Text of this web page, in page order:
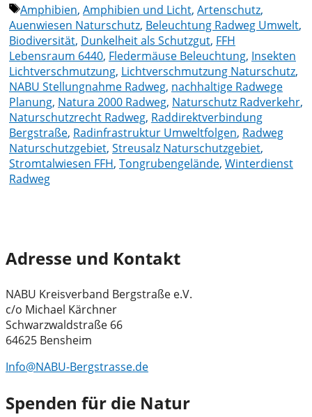
Schlagwörter
Amphibien, Amphibien und Licht, Artenschutz,
Auenwiesen Naturschutz, Beleuchtung Radweg Umwelt,
Biodiversität, Dunkelheit als Schutzgut, FFH
Lebensraum 6440, Fledermäuse Beleuchtung, Insekten
Lichtverschmutzung, Lichtverschmutzung Naturschutz,
NABU Stellungnahme Radweg, nachhaltige Radwege
Planung, Natura 2000 Radweg, Naturschutz Radverkehr,
Naturschutzrecht Radweg, Raddirektverbindung
Bergstraße, Radinfrastruktur Umweltfolgen, Radweg
Naturschutzgebiet, Streusalz Naturschutzgebiet,
Stromtalwiesen FFH, Tongrubengelände, Winterdienst
Radweg
Adresse und Kontakt
NABU Kreisverband Bergstraße e.V.
c/o Michael Kärchner
Schwarzwaldstraße 66
64625 Bensheim
Info@NABU-Bergstrasse.de
Spenden für die Natur